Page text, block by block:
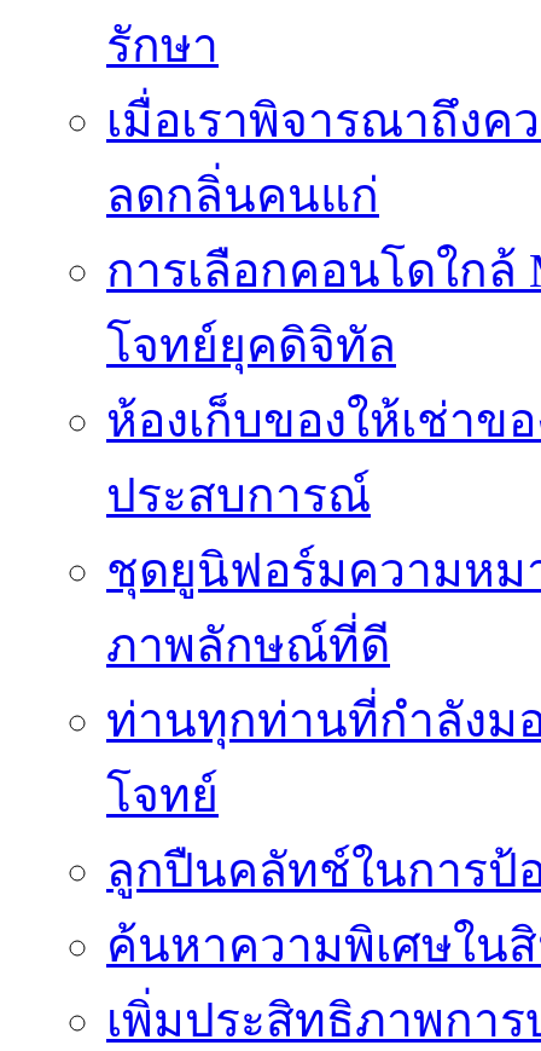
รักษา
เมื่อเราพิจารณาถึง
ลดกลิ่นคนแก่
การเลือกคอนโดใก
โจทย์ยุคดิจิทัล
ห้องเก็บของให้เช่าข
ประสบการณ์
ชุดยูนิฟอร์มความหม
ภาพลักษณ์ที่ดี
ท่านทุกท่านที่กำลังม
โจทย์
ลูกปืนคลัทช์ในการป้
ค้นหาความพิเศษใน
เพิ่มประสิทธิภาพกา